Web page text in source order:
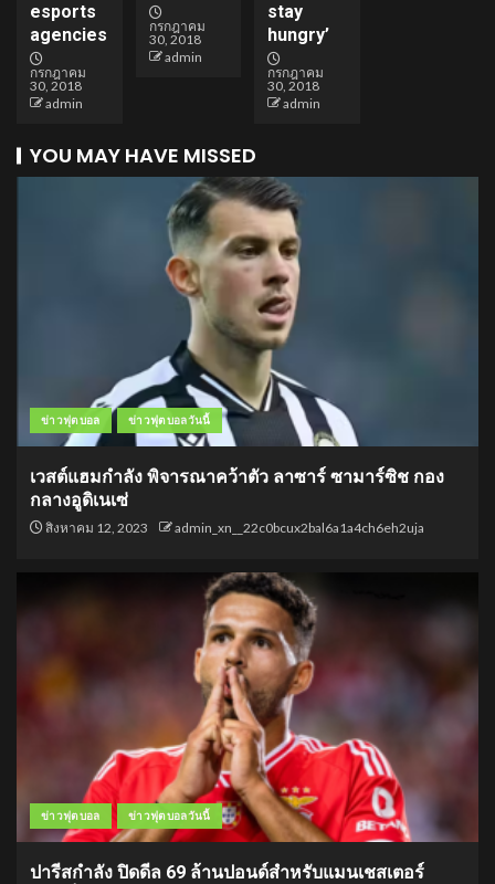
esports
agencies
กรกฎาคม
30, 2018
admin
กรกฎาคม
30, 2018
admin
stay
hungry’
กรกฎาคม
30, 2018
admin
YOU MAY HAVE MISSED
ข่าวฟุตบอล ข่าวฟุตบอลวันนี้
เวสต์แฮมกำลัง พิจารณาคว้าตัว ลาซาร์ ซามาร์ซิช กอง
กลางอูดิเนเซ่
สิงหาคม 12, 2023 admin_xn__22c0bcux2bal6a1a4ch6eh2uja
ข่าวฟุตบอล ข่าวฟุตบอลวันนี้
ปารีสกำลัง ปิดดีล 69 ล้านปอนด์สำหรับแมนเชสเตอร์